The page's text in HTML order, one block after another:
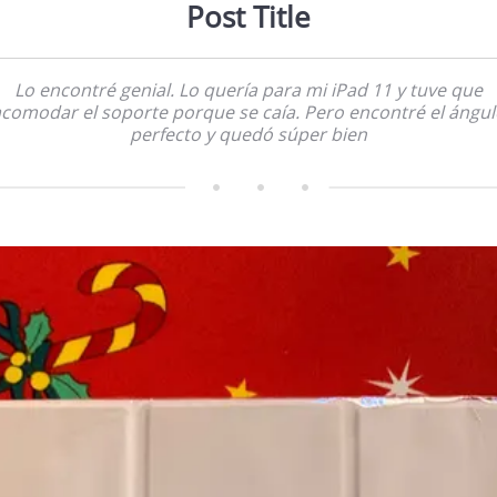
Post Title
Lo encontré genial. Lo quería para mi iPad 11 y tuve que
el soporte porque se caía. Pero encontré el
perfecto y quedó súper bien